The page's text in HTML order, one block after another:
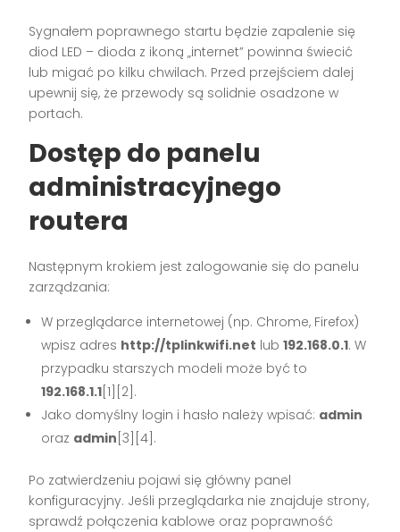
Sygnałem poprawnego startu będzie zapalenie się
diod LED – dioda z ikoną „internet” powinna świecić
lub migać po kilku chwilach. Przed przejściem dalej
upewnij się, że przewody są solidnie osadzone w
portach.
Dostęp do panelu
administracyjnego
routera
Następnym krokiem jest zalogowanie się do panelu
zarządzania:
W przeglądarce internetowej (np. Chrome, Firefox)
wpisz adres http://tplinkwifi.net lub192.168.0.1. W
przypadku starszych modeli może być to
192.168.1.1 [1][2].
Jako domyślny login i hasło należy wpisać: admin
oraz admin [3][4].
Po zatwierdzeniu pojawi się główny panel
konfiguracyjny. Jeśli przeglądarka nie znajduje strony,
sprawdź połączenia kablowe oraz poprawność